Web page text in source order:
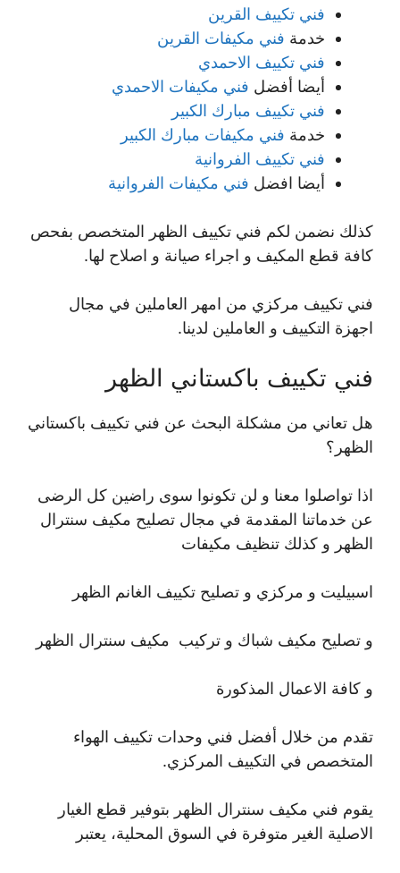
فني تكييف القرين
خدمة فني مكيفات القرين
فني تكييف الاحمدي
أيضا أفضل فني مكيفات الاحمدي
فني تكييف مبارك الكبير
خدمة فني مكيفات مبارك الكبير
فني تكييف الفروانية
أيضا افضل فني مكيفات الفروانية
كذلك نضمن لكم فني تكييف الظهر المتخصص بفحص
كافة قطع المكيف و اجراء صيانة و اصلاح لها.
فني تكييف مركزي من امهر العاملين في مجال
اجهزة التكييف و العاملين لدينا.
فني تكييف باكستاني الظهر
هل تعاني من مشكلة البحث عن فني تكييف باكستاني
الظهر؟
اذا تواصلوا معنا و لن تكونوا سوى راضين كل الرضى
عن خدماتنا المقدمة في مجال تصليح مكيف سنترال
الظهر و كذلك تنظيف مكيفات
اسبيليت و مركزي و تصليح تكييف الغانم الظهر
و تصليح مكيف شباك و تركيب مكيف سنترال الظهر
و كافة الاعمال المذكورة
تقدم من خلال أفضل فني وحدات تكييف الهواء
المتخصص في التكييف المركزي.
يقوم فني مكيف سنترال الظهر بتوفير قطع الغيار
الاصلية الغير متوفرة في السوق المحلية، يعتبر